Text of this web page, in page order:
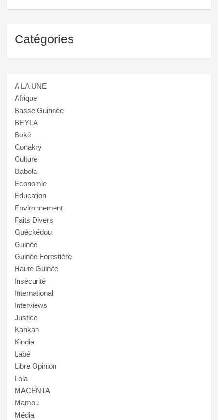
Catégories
A LA UNE
Afrique
Basse Guinnée
BEYLA
Boké
Conakry
Culture
Dabola
Economie
Education
Environnement
Faits Divers
Guéckédou
Guinée
Guinée Forestière
Haute Guinée
Insécurité
International
Interviews
Justice
Kankan
Kindia
Labé
Libre Opinion
Lola
MACENTA
Mamou
Média